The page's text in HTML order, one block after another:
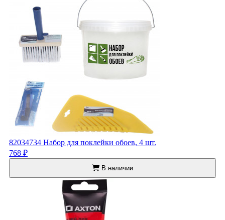
82034734 Набор для поклейки обоев, 4 шт.
768 ₽
В наличии